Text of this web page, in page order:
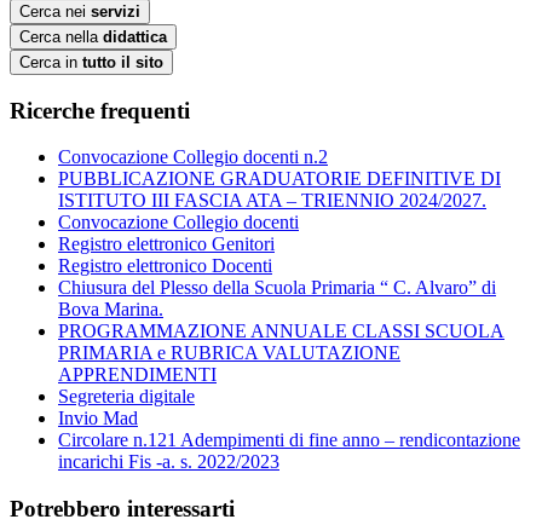
Cerca nei servizi
Cerca nella didattica
Cerca in tutto il sito
Ricerche frequenti
Convocazione Collegio docenti n.2
PUBBLICAZIONE GRADUATORIE DEFINITIVE DI
ISTITUTO III FASCIA ATA – TRIENNIO 2024/2027.
Convocazione Collegio docenti
Registro elettronico Genitori
Registro elettronico Docenti
Chiusura del Plesso della Scuola Primaria “ C. Alvaro” di
Bova Marina.
PROGRAMMAZIONE ANNUALE CLASSI SCUOLA
PRIMARIA e RUBRICA VALUTAZIONE
APPRENDIMENTI
Segreteria digitale
Invio Mad
Circolare n.121 Adempimenti di fine anno – rendicontazione
incarichi Fis -a. s. 2022/2023
Potrebbero interessarti